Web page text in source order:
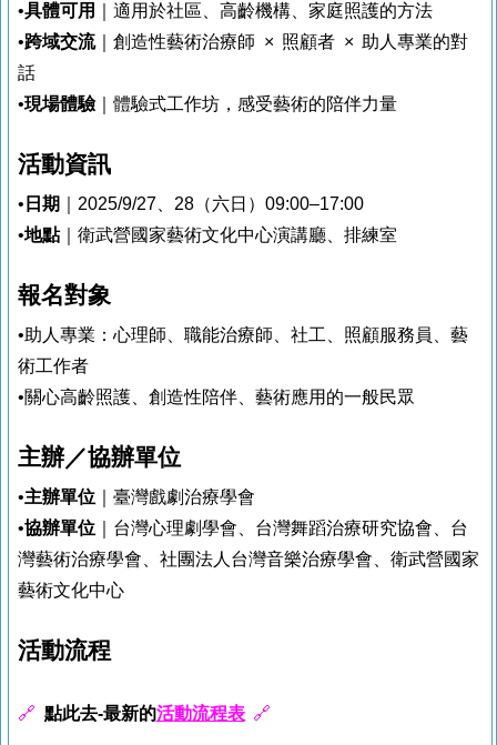
•具體可用
｜適用於社區、高齡機構、家庭照護的方法
•跨域交流｜創造性藝術治療師 × 照顧者 × 助人專業的對
話
•現場體驗｜體驗式工作坊，感受藝術的陪伴力量
活動資訊
• 日期
｜2025/9/27、28（六日）09:00–17:00
•地點｜衛武營國家藝術文化中心演講廳、排練室
報名對象
•助人專業：心理師、職能治療師、社工、照顧服務員、藝
術工作者
•關心高齡照護、創造性陪伴、藝術應用的一般民眾
主辦／協辦單位
•主辦單位 ｜臺灣戲劇治療學會
•協辦單位 ｜台灣心理劇學會、台灣舞蹈治療研究協會、台
灣藝術治療學會、社團法人台灣音樂治療學會、衛武營國家
藝術文化中心
活動流程
🔗 點此去-最新的活動流程表🔗